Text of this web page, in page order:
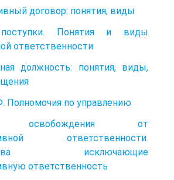
договор: понятия, виды
Понятия и виды
ответственности
должность: понятия, виды,
Полномочия по управлению
освобождения от
ответственности.
исключающие
ответственность